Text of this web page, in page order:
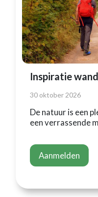
Inspiratie
30 oktober 2026
De natuur is een
een verrassende
Aanmelden